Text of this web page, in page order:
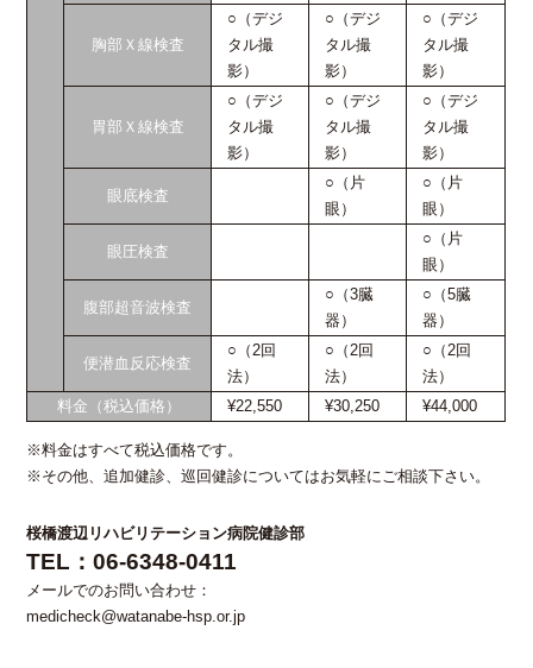
胸部Ｘ線検査
○（デジ
タル撮
影）
○（デジ
タル撮
影）
○（デジ
タル撮
影）
胃部Ｘ線検査
○（デジ
タル撮
影）
○（デジ
タル撮
影）
○（デジ
タル撮
影）
眼底検査
○（片
眼）
○（片
眼）
眼圧検査
○（片
眼）
腹部超音波検査
○（3臓
器）
○（5臓
器）
便潜血反応検査
○（2回
法）
○（2回
法）
○（2回
法）
料金（税込価格）
¥22,550 ¥30,250 ¥44,000
※料金はすべて税込価格です。
※その他、追加健診、巡回健診についてはお気軽にご相談下さい。
桜橋渡辺リハビリテーション病院健診部
TEL：06-6348-0411
メールでのお問い合わせ：
medicheck@watanabe-hsp.or.jp